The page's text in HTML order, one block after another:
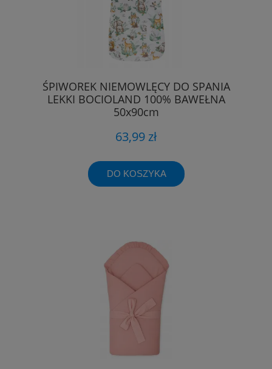
ŚPIWOREK NIEMOWLĘCY DO SPANIA
LEKKI BOCIOLAND 100% BAWEŁNA
50x90cm
63,99 zł
DO KOSZYKA